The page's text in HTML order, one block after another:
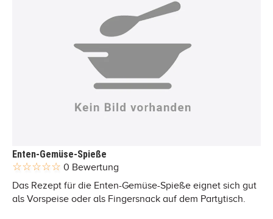
Enten-Gemüse-Spieße
0 Bewertung
Das Rezept für die Enten-Gemüse-Spieße eignet sich gut
als Vorspeise oder als Fingersnack auf dem Partytisch.